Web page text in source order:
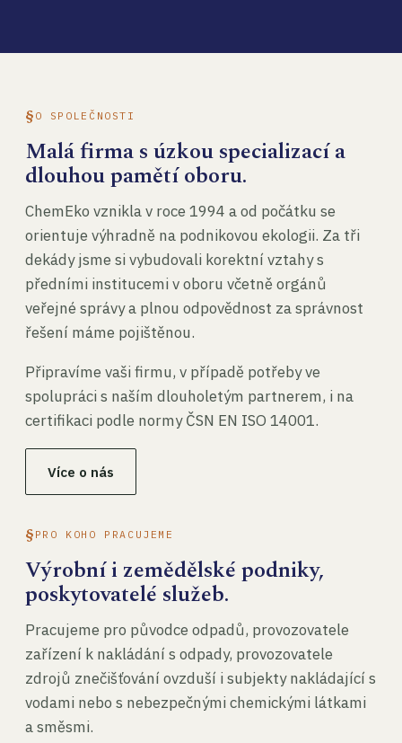
O SPOLEČNOSTI
Malá firma s úzkou specializací a
dlouhou pamětí oboru.
ChemEko vznikla v roce 1994 a od počátku se
orientuje výhradně na podnikovou ekologii. Za tři
dekády jsme si vybudovali korektní vztahy s
předními institucemi v oboru včetně orgánů
veřejné správy a plnou odpovědnost za správnost
řešení máme pojištěnou.
Připravíme vaši firmu, v případě potřeby ve
spolupráci s naším dlouholetým partnerem, i na
certifikaci podle normy ČSN EN ISO 14001.
Více o nás
PRO KOHO PRACUJEME
Výrobní i zemědělské podniky,
poskytovatelé služeb.
Pracujeme pro původce odpadů, provozovatele
zařízení k nakládání s odpady, provozovatele
zdrojů znečišťování ovzduší i subjekty nakládající s
vodami nebo s nebezpečnými chemickými látkami
a směsmi.